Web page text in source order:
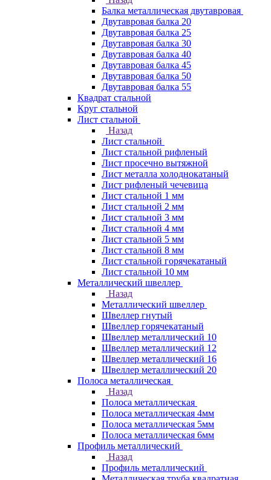
Балка металлическая двутавровая
Двутавровая балка 20
Двутавровая балка 25
Двутавровая балка 30
Двутавровая балка 40
Двутавровая балка 45
Двутавровая балка 50
Двутавровая балка 55
Квадрат стальной
Круг стальной
Лист стальной
Назад
Лист стальной
Лист стальной рифленый
Лист просечно вытяжной
Лист металла холоднокатаный
Лист рифленый чечевица
Лист стальной 1 мм
Лист стальной 2 мм
Лист стальной 3 мм
Лист стальной 4 мм
Лист стальной 5 мм
Лист стальной 8 мм
Лист стальной горячекатаный
Лист стальной 10 мм
Металлический швеллер
Назад
Металлический швеллер
Швеллер гнутый
Швеллер горячекатаный
Швеллер металлический 10
Швеллер металлический 12
Швеллер металлический 16
Швеллер металлический 20
Полоса металлическая
Назад
Полоса металлическая
Полоса металлическая 4мм
Полоса металлическая 5мм
Полоса металлическая 6мм
Профиль металлический
Назад
Профиль металлический